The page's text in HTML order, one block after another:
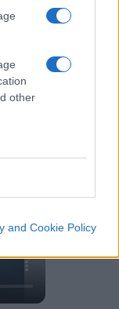
other
and Cookie Policy
Affairs,
del
a
digitale ha